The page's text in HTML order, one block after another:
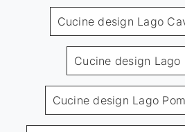
Cucine design Lago
Cucine design Lago
Cucine design Lago